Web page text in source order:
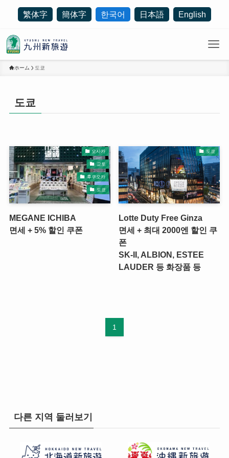
English
日本語
한국어
簡体字
繁体字
ホーム 도쿄
도쿄
오사카
교토
후쿠오카
도쿄
MEGANE ICHIBA
면세 + 5% 할인 쿠폰
도쿄
Lotte Duty Free Ginza
면세 + 최대 2000엔 할인 쿠
폰
SK-II, ALBION, ESTEE
LAUDER 등 화장품 등
1
다른 지역 둘러보기